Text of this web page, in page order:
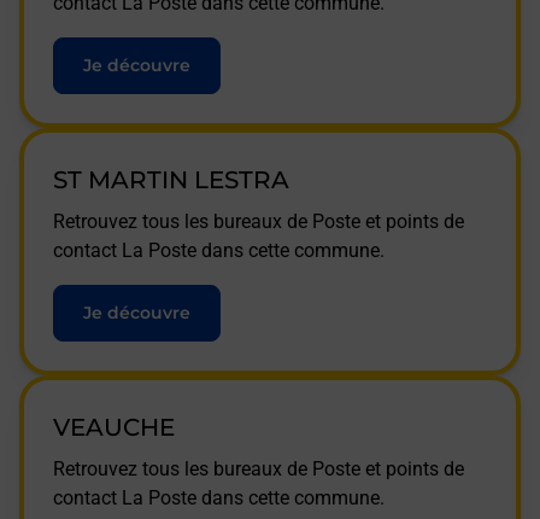
Je découvre
ST MARTIN LESTRA
Retrouvez tous les bureaux de Poste et points de
contact La Poste dans cette commune.
Je découvre
VEAUCHE
Retrouvez tous les bureaux de Poste et points de
contact La Poste dans cette commune.